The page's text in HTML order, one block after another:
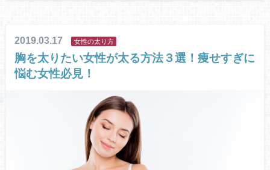
2019.03.17 女性の太り方
胸を太りたい女性が太る方法３選！痩せすぎに
悩む女性必見！